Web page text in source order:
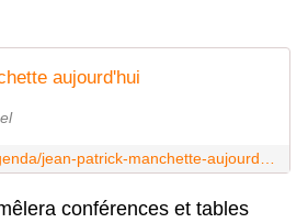
aujourd'hui
conférences et tables